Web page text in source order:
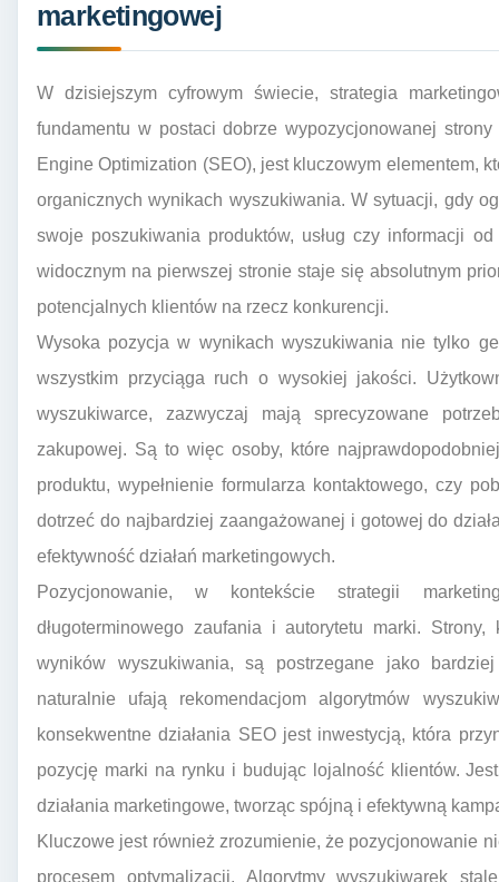
marketingowej
W dzisiejszym cyfrowym świecie, strategia
fundamentu w postaci dobrze wypozycjonowanej
Engine Optimization (SEO), jest kluczowym elementem,
organicznych wynikach wyszukiwania. W sytuacji, gdy
swoje poszukiwania produktów, usług czy informacji
widocznym na pierwszej stronie staje się absolutnym
potencjalnych klientów na rzecz konkurencji.
Wysoka pozycja w wynikach wyszukiwania nie tylko
wszystkim przyciąga ruch o wysokiej jakości.
wyszukiwarce, zazwyczaj mają sprecyzowane
zakupowej. Są to więc osoby, które
produktu, wypełnienie formularza kontaktowego, czy
dotrzeć do najbardziej zaangażowanej i gotowej do
efektywność działań marketingowych.
Pozycjonowanie, w kontekście strategii
długoterminowego zaufania i autorytetu marki.
wyników wyszukiwania, są postrzegane jako
naturalnie ufają rekomendacjom algorytmów
konsekwentne działania SEO jest inwestycją, która
pozycję marki na rynku i budując lojalność klientów.
działania marketingowe, tworząc spójną i efektywną
Kluczowe jest również zrozumienie, że pozycjonowanie
procesem optymalizacji. Algorytmy wyszukiwarek